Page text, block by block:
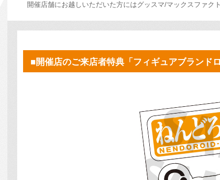
開催店舗にお越しいただいた方にはグッスマ/マックスファ